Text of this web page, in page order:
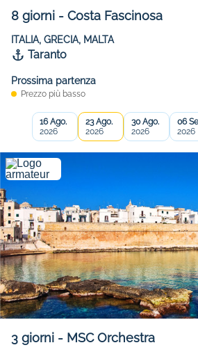
8 giorni - Costa Fascinosa
ITALIA, GRECIA, MALTA
Taranto
Prossima partenza
Prezzo più basso
16 Ago.
2026
23 Ago.
2026
30 Ago.
2026
06
2026
3 giorni - MSC Orchestra